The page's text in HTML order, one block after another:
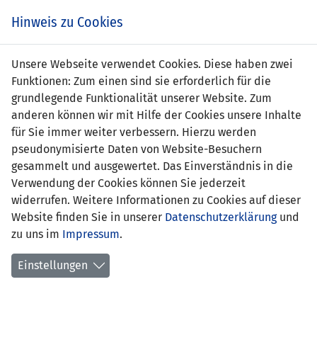
Moritz Höfler
Position:
Geburtsdatum: 25. April 2002
frühere Stationen:
erstes Länderspiel:
Anzahl Tore:
Hinweis zu Cookies
Unsere Webseite verwendet Cookies. Diese haben zwei
Funktionen: Zum einen sind sie erforderlich für die
grundlegende Funktionalität unserer Website. Zum
anderen können wir mit Hilfe der Cookies unsere Inhalte
für Sie immer weiter verbessern. Hierzu werden
pseudonymisierte Daten von Website-Besuchern
gesammelt und ausgewertet. Das Einverständnis in die
Verwendung der Cookies können Sie jederzeit
widerrufen. Weitere Informationen zu Cookies auf dieser
Website finden Sie in unserer Datenschutzerklärungund
zu uns im Impressum.
Einstellungen